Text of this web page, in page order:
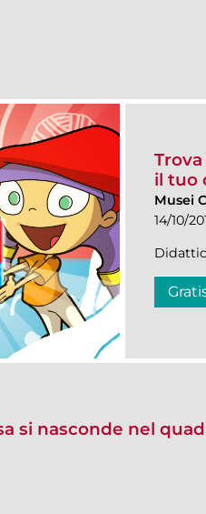
il tuo
Musei
14/10/
si nasconde nel